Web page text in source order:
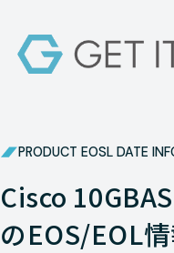
PRODUCT EOSL DATE
Cisco
のEOS/EOL